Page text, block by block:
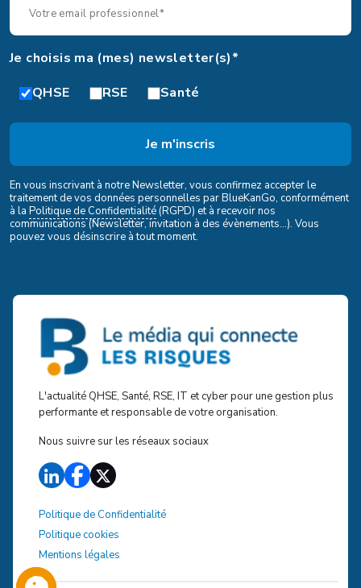
Je choisis ma (mes) newsletter(s)*
QHSE
RSE Santé
En vous inscrivant à notre Newsletter, vous confirmez accepter le
traitement de vos données personnelles par BlueKanGo, conformément
à la Politique de Confidentialité(RGPD) et à recevoir nos
communications (Newsletter, invitation à des évènements...). Vous
pouvez vous désinscrire à tout moment.
L'actualité QHSE, Santé, RSE, IT et cyber pour une gestion plus
performante et responsable de votre organisation.
Nous suivre sur les réseaux sociaux
Politique de Confidentialité
Politique cookies
Mentions légales